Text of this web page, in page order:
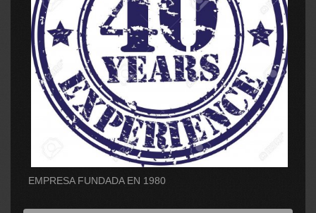
EMPRESA FUNDADA EN 1980